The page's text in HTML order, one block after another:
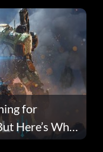
for
Here’s Why